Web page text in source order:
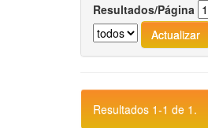
Resultados/Página
Resultados 1-1 de 1.